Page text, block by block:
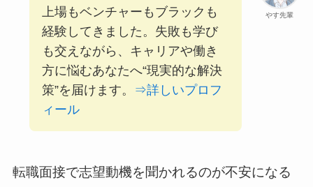
やす先輩
上場もベンチャーもブラックも
経験してきました。失敗も学び
も交えながら、キャリアや働き
方に悩むあなたへ“現実的な解決
策”を届けます。
⇒詳しいプロフ
ィール
転職面接で志望動機を聞かれるのが不安になる